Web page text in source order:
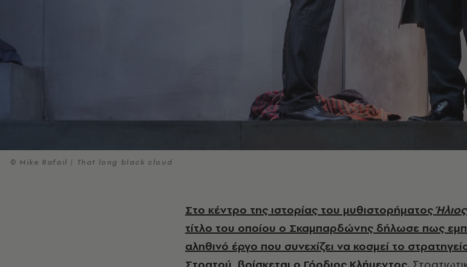
© Mike Rafail | That long black cloud
Στο κέντρο της ιστορίας του μυθιστορήματος
τίτλο του οποίου ο Σκαμπαρδώνης δήλωσε πως
αληθινό έργο που συνεχίζει να κοσμεί το